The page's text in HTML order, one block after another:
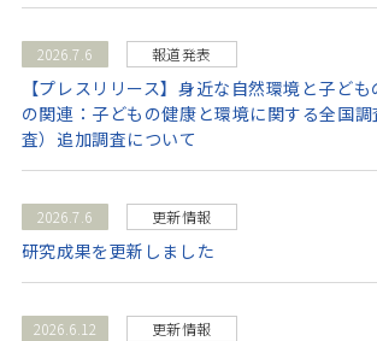
2026.7.6 報道発表
【プレスリリース】身近な自然環境と子ど
の関連：子どもの健康と環境に関する全国
査）追加調査について
2026.7.6 更新情報
研究成果を更新しました
2026.6.12 更新情報